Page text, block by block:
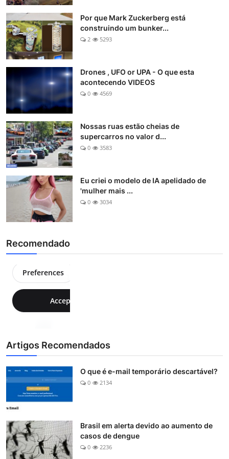
Por que Mark Zuckerberg está
construindo um bunker...
2 5293
Drones , UFO or UPA - O que esta
acontecendo VIDEOS
0 4569
Nossas ruas estão cheias de
supercarros no valor d...
0 3583
Eu criei o modelo de IA apelidado de
'mulher mais ...
0 3034
Recomendado
Artigos Recomendados
O que é e-mail temporário descartável?
0 2134
Brasil em alerta devido ao aumento de
casos de dengue
0 2236